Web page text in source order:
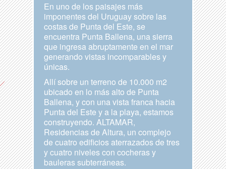
En uno de los paisajes más
imponentes del Uruguay sobre las
costas de Punta del Este, se
encuentra Punta Ballena, una sierra
que ingresa abruptamente en el mar
generando vistas incomparables y
únicas.
Allí sobre un terreno de 10.000 m2
ubicado en lo más alto de Punta
Ballena, y con una vista franca hacia
Punta del Este y a la playa, estamos
construyendo. ALTAMAR,
Residencias de Altura, un complejo
de cuatro edificios aterrazados de tres
y cuatro niveles con cocheras y
bauleras subterráneas.